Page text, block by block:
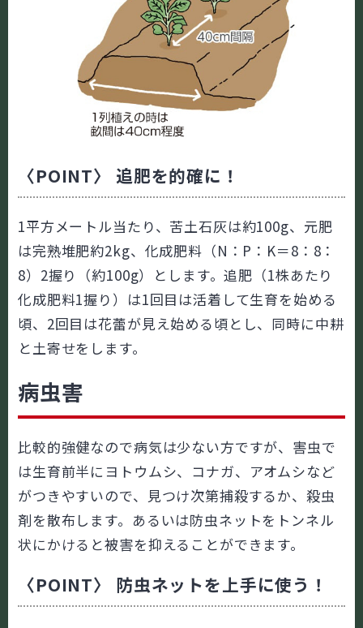
〈POINT〉 追肥を的確に！
1平方メートル当たり、苦土石灰は約100g、元肥
は完熟堆肥約2kg、化成肥料（N：P：K＝8：8：
8）2握り（約100g）とします。追肥（1株あたり
化成肥料1握り）は1回目は活着して生育を始める
頃、2回目は花蕾が見え始める頃とし、同時に中耕
と土寄せをします。
病虫害
比較的強健なので病気は少ない方ですが、害虫で
は生育前半にヨトウムシ、コナガ、アオムシなど
がつきやすいので、見つけ次第捕殺するか、殺虫
剤を散布します。あるいは防虫ネットをトンネル
状にかけると被害を抑えることができます。
〈POINT〉 防虫ネットを上手に使う！